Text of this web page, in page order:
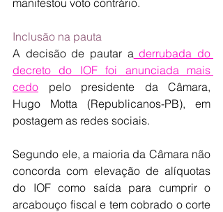
Inclusão na pauta
A decisão de pautar a derrubada do
decreto do IOF foi anunciada mais
cedo pelo presidente da Câmara,
Hugo Motta (Republicanos-PB), em
postagem as redes sociais.
Segundo ele, a maioria da Câmara não
concorda com elevação de alíquotas
do IOF como saída para cumprir o
arcabouço fiscal e tem cobrado o corte